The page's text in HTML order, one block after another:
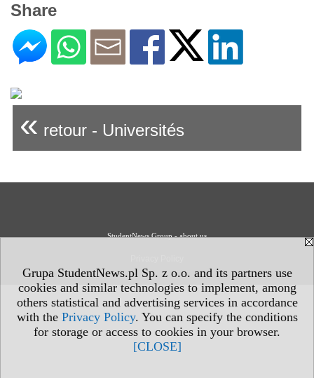
Grupa StudentNews.pl Sp. z o.o. and its partners use
cookies and similar technologies to implement, among
others statistical and advertising services in accordance
with the Privacy Policy. You can specify the conditions
for storage or access to cookies in your browser.
[CLOSE]
Share
« retour - Universités
StudentNews Group - about us